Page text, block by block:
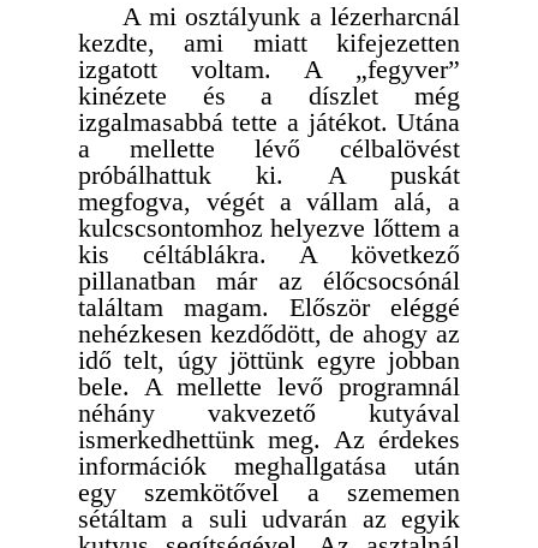
A mi osztályunk a lézerharcnál
kezdte, ami miatt kifejezetten
izgatott voltam. A „fegyver”
kinézete és a díszlet még
izgalmasabbá tette a játékot. Utána
a mellette lévő célbalövést
próbálhattuk ki. A puskát
megfogva, végét a vállam alá, a
kulcscsontomhoz helyezve lőttem a
kis céltáblákra. A következő
pillanatban már az élőcsocsónál
találtam magam. Először eléggé
nehézkesen kezdődött, de ahogy az
idő telt, úgy jöttünk egyre jobban
bele. A mellette levő programnál
néhány vakvezető kutyával
ismerkedhettünk meg. Az érdekes
információk meghallgatása után
egy szemkötővel a szememen
sétáltam a suli udvarán az egyik